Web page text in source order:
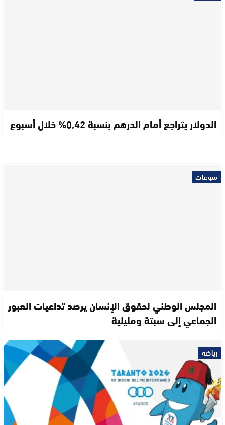
الدولار يتراجع أمام الدرهم بنسبة 0,42% خلال أسبوع
منوعات
المجلس الوطني لحقوق الإنسان يرصد تداعيات العبور
الجماعي إلى سبتة ومليلية
رياضة